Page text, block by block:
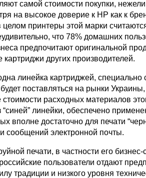
самой стоимости покупки, нежели
на высокое доверие к HP как к
принтеры этой марки
что 78% домашних
предпочитают оригинальной
других производителей.
линейка картриджей, специально
поставляться на рынки Украины,
расходных материалов
линейки, обеспечено
вполне достаточно для печати
сообщений электронной почты.
печати, в частности его бизнес-
пользователи отдают
традиции и низкого уровня